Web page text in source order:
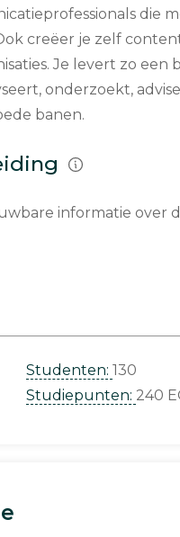
die
creëer je zelf
Je levert zo een
onderzoekt,
banen.
informatie over
Studenten: 130
Studiepunten: 240